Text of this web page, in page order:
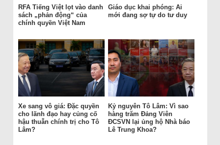
RFA Tiếng Việt lọt vào danh
sách „phản động“ của
chính quyền Việt Nam
Giáo dục khai phóng: Ai
mới đang sợ tự do tư duy
Xe sang vô giá: Đặc quyền
cho lãnh đạo hay củng cố
hậu thuẫn chính trị cho Tô
Lâm?
Kỷ nguyên Tô Lâm: Vì sao
hàng trăm Đảng Viên
ĐCSVN lại ủng hộ Nhà báo
Lê Trung Khoa?